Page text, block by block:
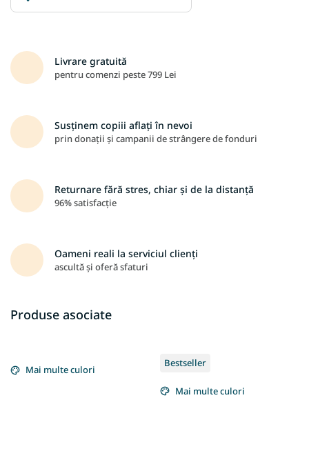
Livrare gratuită
pentru comenzi peste 799 Lei
Susținem copiii aflați în nevoi
prin donații și campanii de strângere de fonduri
Returnare fără stres, chiar și de la distanță
96% satisfacție
Oameni reali la serviciul clienți
ascultă și oferă sfaturi
Produse asociate
Mai multe culori
Bestseller
Mai multe culori